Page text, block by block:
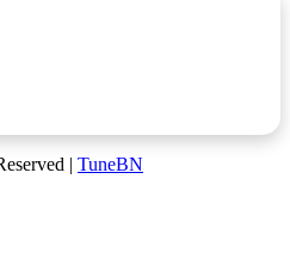
| TuneBN